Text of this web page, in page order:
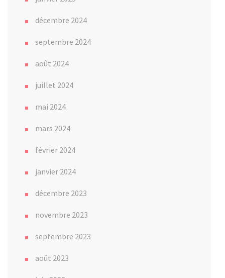
décembre 2024
septembre 2024
août 2024
juillet 2024
mai 2024
mars 2024
février 2024
janvier 2024
décembre 2023
novembre 2023
septembre 2023
août 2023